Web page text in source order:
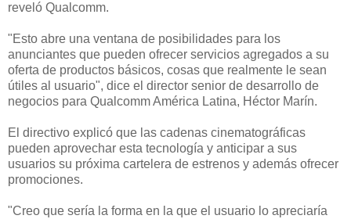
reveló Qualcomm.
"Esto abre una ventana de posibilidades para los
anunciantes que pueden ofrecer servicios agregados a su
oferta de productos básicos, cosas que realmente le sean
útiles al usuario", dice el director senior de desarrollo de
negocios para Qualcomm América Latina, Héctor Marín.
El directivo explicó que las cadenas cinematográficas
pueden aprovechar esta tecnología y anticipar a sus
usuarios su próxima cartelera de estrenos y además ofrecer
promociones.
"Creo que sería la forma en la que el usuario lo apreciaría